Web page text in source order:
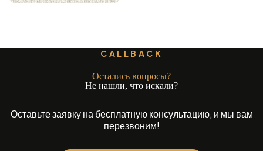
CALLBACK
Остались вопросы?
Не нашли, что искали?
Оставьте заявку на бесплатную консультацию, и мы вам
перезвоним!